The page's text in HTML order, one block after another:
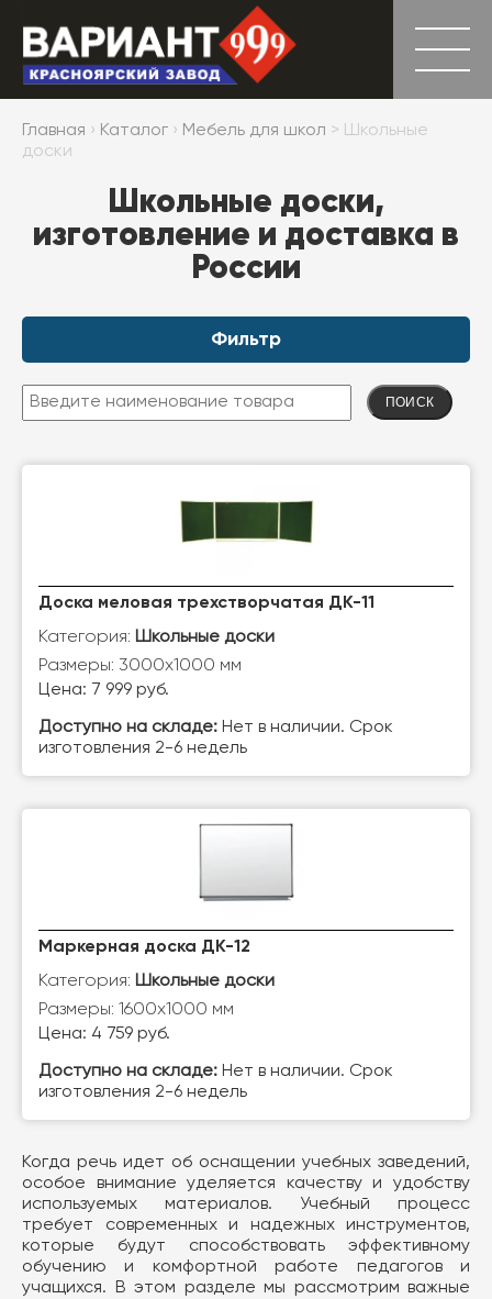
Главная › Каталог › Мебель для школ > Школьные
доски
Школьные доски,
изготовление и доставка в
России
Фильтр
ПОИСК
Доска меловая трехстворчатая ДК-11
Категория: Школьные доски
Размеры: 3000х1000 мм
Цена: 7 999 руб.
Доступно на складе: Нет в наличии. Срок
изготовления 2-6 недель
Маркерная доска ДК-12
Категория: Школьные доски
Размеры: 1600х1000 мм
Цена: 4 759 руб.
Доступно на складе: Нет в наличии. Срок
изготовления 2-6 недель
Когда речь идет об оснащении учебных заведений,
особое внимание уделяется качеству и удобству
используемых материалов. Учебный процесс
требует современных и надежных инструментов,
которые будут способствовать эффективному
обучению и комфортной работе педагогов и
учащихся. В этом разделе мы рассмотрим важные